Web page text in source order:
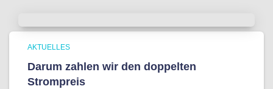
AKTUELLES
Darum zahlen wir den doppelten
Strompreis